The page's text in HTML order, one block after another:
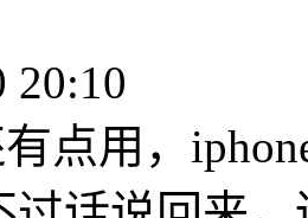
20:10
点用，